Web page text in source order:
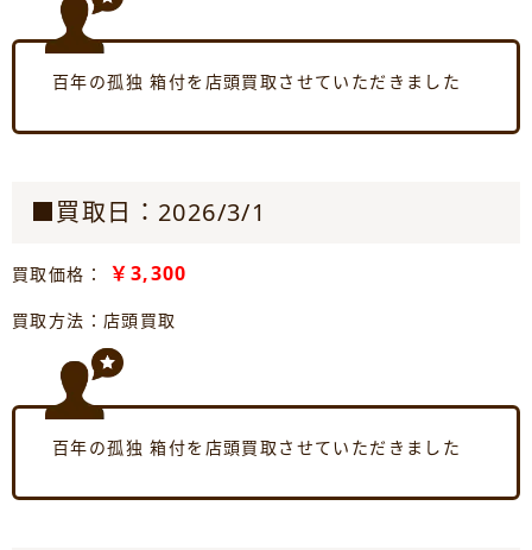
百年の孤独 箱付を店頭買取させていただきました
■買取日：2026/3/1
買取価格： ￥3,300
買取方法：店頭買取
百年の孤独 箱付を店頭買取させていただきました